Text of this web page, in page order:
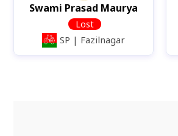
Swami Prasad Maurya
Lost
SP | Fazilnagar